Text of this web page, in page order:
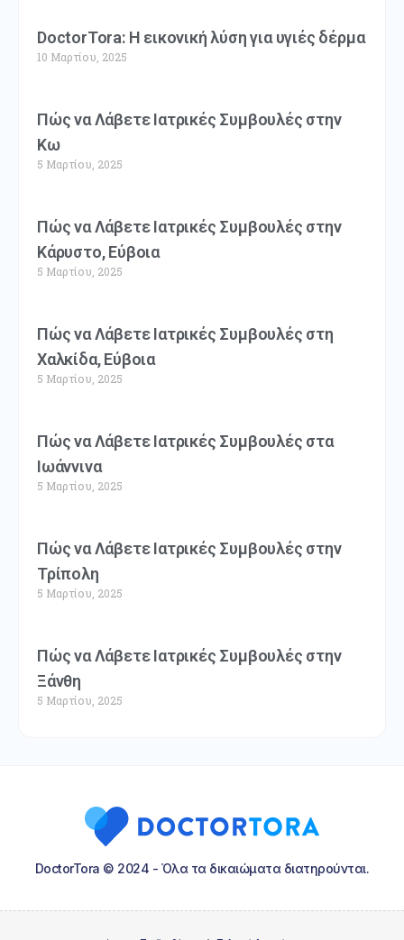
DoctorTora: Η εικονική λύση για υγιές δέρμα
10 Μαρτίου, 2025
Πώς να Λάβετε Ιατρικές Συμβουλές στην
Κω
5 Μαρτίου, 2025
Πώς να Λάβετε Ιατρικές Συμβουλές στην
Κάρυστο, Εύβοια
5 Μαρτίου, 2025
Πώς να Λάβετε Ιατρικές Συμβουλές στη
Χαλκίδα, Εύβοια
5 Μαρτίου, 2025
Πώς να Λάβετε Ιατρικές Συμβουλές στα
Ιωάννινα
5 Μαρτίου, 2025
Πώς να Λάβετε Ιατρικές Συμβουλές στην
Τρίπολη
5 Μαρτίου, 2025
Πώς να Λάβετε Ιατρικές Συμβουλές στην
Ξάνθη
5 Μαρτίου, 2025
DoctorTora © 2024 - Όλα τα δικαιώματα διατηρούνται.